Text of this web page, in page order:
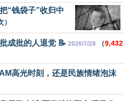
“钱袋子”收归中
）
成批的人退党 📝 2026/7/28 （9,432
高光时刻，还是民族情绪泡沫